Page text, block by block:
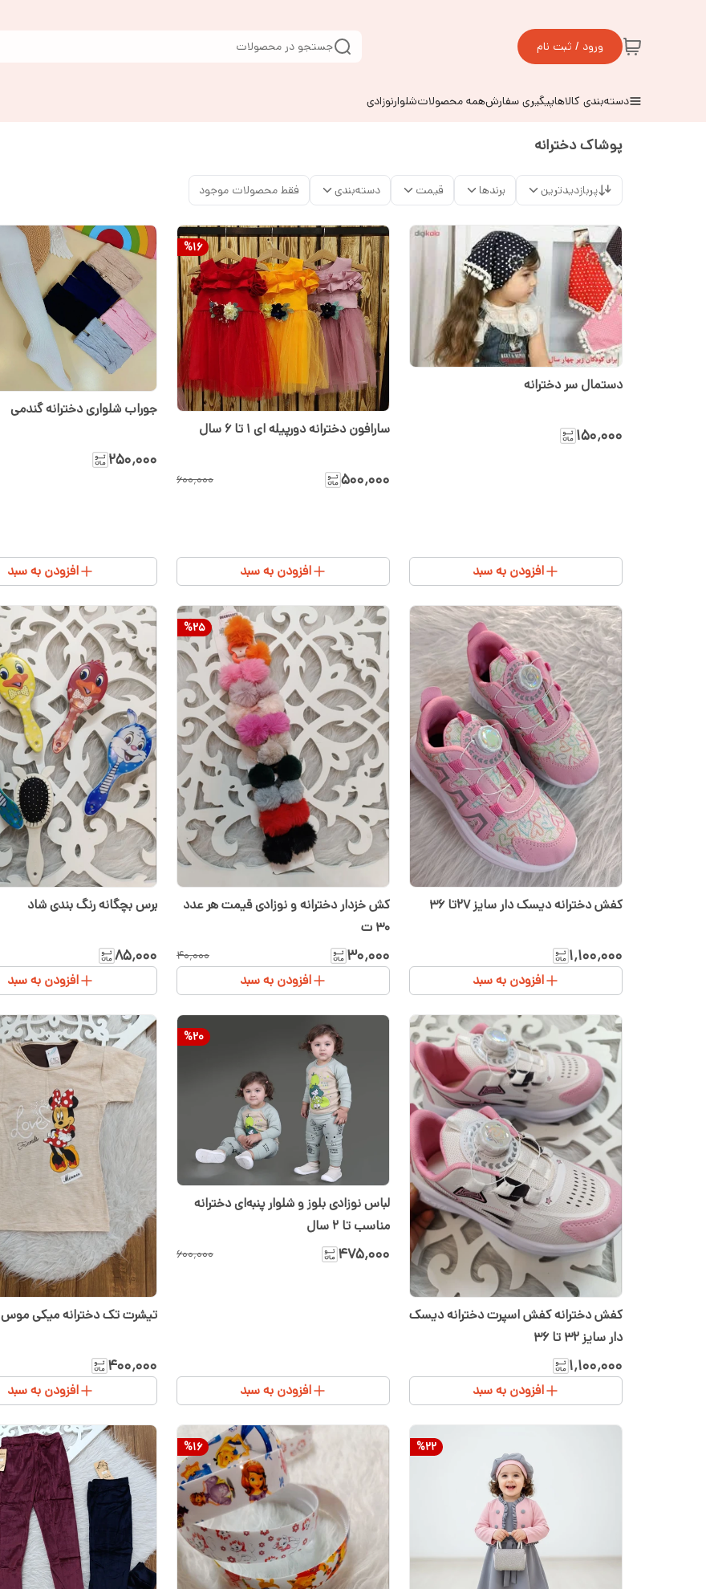
ورود / ثبت نام جستجو در محصولات
دسته‌بندی کالاهاپیگیری سفارشهمه محصولاتشلوارنوزادی
پوشاک دخترانه
پربازدیدترین برندها قیمت دسته‌بندی فقط محصولات موجود
دستمال سر دخترانه
۱۵۰٬۰۰۰
افزودن به سبد
%16
سارافون دخترانه دورپیله ای ۱ تا ۶ سال
۵۰۰٬۰۰۰ ۶۰۰٬۰۰۰
افزودن به سبد
جوراب شلواری دخترانه گندمی
۲۵۰٬۰۰۰
افزودن به سبد
کفش دخترانه دیسک دار سایز ۲۷تا ۳۶
۱٬۱۰۰٬۰۰۰
افزودن به سبد
%25
کش خزدار دخترانه و نوزادی قیمت هر عدد
۳۰ ت
۳۰٬۰۰۰ ۴۰٬۰۰۰
افزودن به سبد
برس بچگانه رنگ بندی شاد
۸۵٬۰۰۰
افزودن به سبد
کفش دخترانه کفش اسپرت دخترانه دیسک
دار سایز ۳۲ تا ۳۶
۱٬۱۰۰٬۰۰۰
افزودن به سبد
%20
لباس نوزادی بلوز و شلوار پنبه‌ای دخترانه
مناسب تا ۲ سال
۴۷۵٬۰۰۰ ۶۰۰٬۰۰۰
افزودن به سبد
تیشرت تک دخترانه میکی موس
۴۰۰٬۰۰۰
افزودن به سبد
%22
%16